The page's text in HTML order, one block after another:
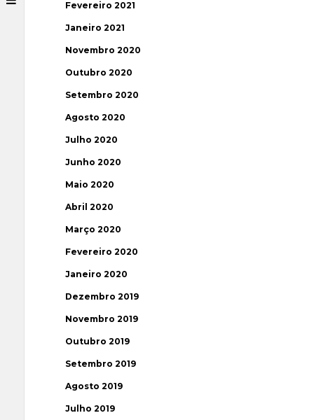
Fevereiro 2021
Janeiro 2021
Novembro 2020
Outubro 2020
Setembro 2020
Agosto 2020
Julho 2020
Junho 2020
Maio 2020
Abril 2020
Março 2020
Fevereiro 2020
Janeiro 2020
Dezembro 2019
Novembro 2019
Outubro 2019
Setembro 2019
Agosto 2019
Julho 2019